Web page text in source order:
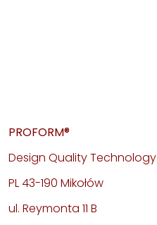
PROFORM®
Design Quality Technology
PL 43-190 Mikołów
ul. Reymonta 11 B